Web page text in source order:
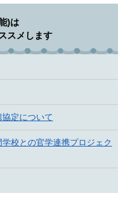
)は
スメします
定について
校との官学連携プロジェク